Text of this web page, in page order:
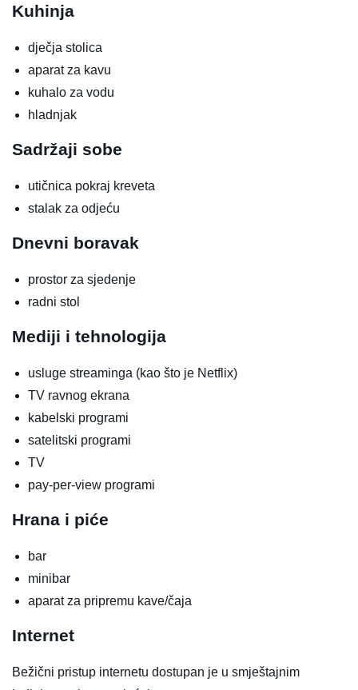
Kuhinja
dječja stolica
aparat za kavu
kuhalo za vodu
hladnjak
Sadržaji sobe
utičnica pokraj kreveta
stalak za odjeću
Dnevni boravak
prostor za sjedenje
radni stol
Mediji i tehnologija
usluge streaminga (kao što je Netflix)
TV ravnog ekrana
kabelski programi
satelitski programi
TV
pay-per-view programi
Hrana i piće
bar
minibar
aparat za pripremu kave/čaja
Internet
Bežični pristup internetu dostupan je u smještajnim